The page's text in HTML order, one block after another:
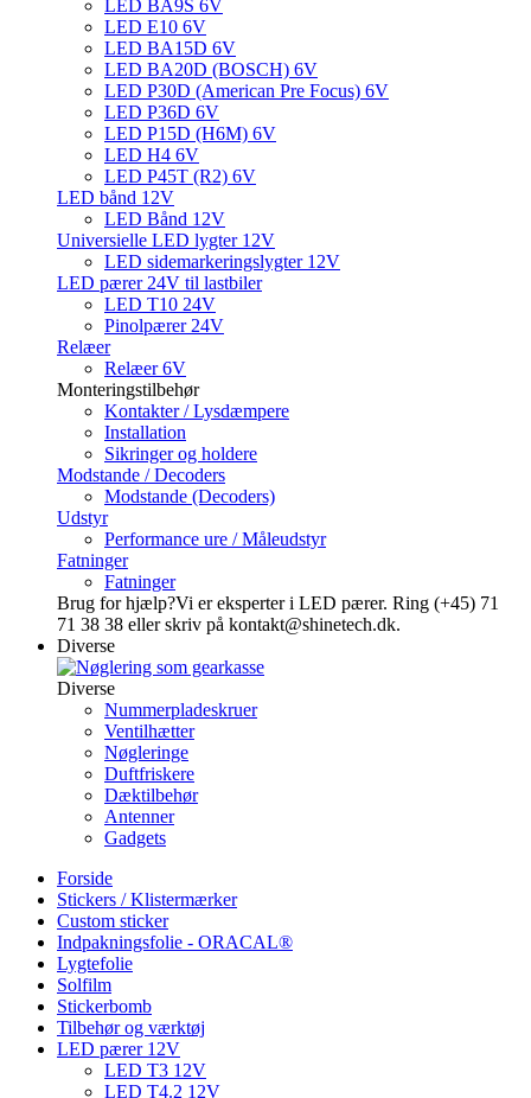
LED BA9S 6V
LED E10 6V
LED BA15D 6V
LED BA20D (BOSCH) 6V
LED P30D (American Pre Focus) 6V
LED P36D 6V
LED P15D (H6M) 6V
LED H4 6V
LED P45T (R2) 6V
LED bånd 12V
LED Bånd 12V
Universielle LED lygter 12V
LED sidemarkeringslygter 12V
LED pærer 24V til lastbiler
LED T10 24V
Pinolpærer 24V
Relæer
Relæer 6V
Monteringstilbehør
Kontakter / Lysdæmpere
Installation
Sikringer og holdere
Modstande / Decoders
Modstande (Decoders)
Udstyr
Performance ure / Måleudstyr
Fatninger
Fatninger
Brug for hjælp?Vi er eksperter i LED pærer. Ring (+45) 71
71 38 38 eller skriv på kontakt@shinetech.dk.
Diverse
Diverse
Nummerpladeskruer
Ventilhætter
Nøgleringe
Duftfriskere
Dæktilbehør
Antenner
Gadgets
Forside
Stickers / Klistermærker
Custom sticker
Indpakningsfolie - ORACAL®
Lygtefolie
Solfilm
Stickerbomb
Tilbehør og værktøj
LED pærer 12V
LED T3 12V
LED T4.2 12V